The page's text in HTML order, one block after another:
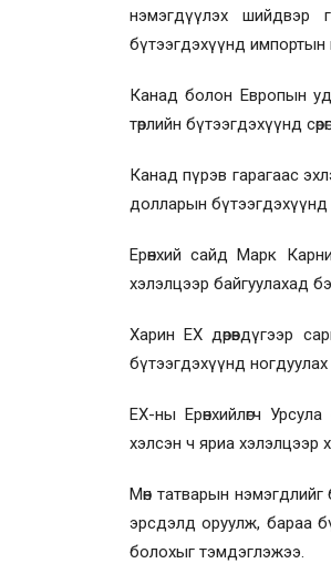
нэмэгдүүлэх шийдвэр
бүтээгдэхүүнд импортын
Канад болон Европын
төрлийн бүтээгдэхүүнд
Канад пүрэв гарагаас
долларын бүтээгдэхүүнд
Ерөнхий сайд Марк Карни
хэлэлцээр байгуулахад
Харин ЕХ дөрөвдүгээр
бүтээгдэхүүнд
ЕХ-ны Ерөнхийлөгч
хэлсэн ч яриа хэлэлцээр
Мөн татварын
эрсдэлд оруулж, бараа
болохыг тэмдэглэжээ.